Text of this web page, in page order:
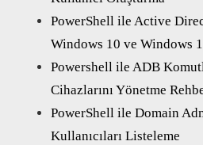
PowerShell ile Active
Windows 10 ve Windows
Powershell ile ADB
Cihazlarını Yönetme
PowerShell ile Domain
Kullanıcıları Listeleme